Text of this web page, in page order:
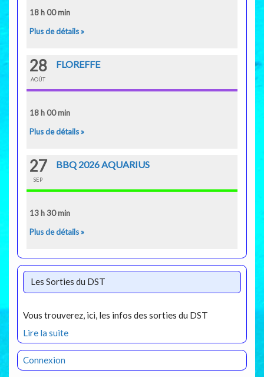
18 h 00 min
Plus de détails »
28
AOÛT
FLOREFFE
18 h 00 min
Plus de détails »
27
SEP
BBQ 2026 AQUARIUS
13 h 30 min
Plus de détails »
Les Sorties du DST
Vous trouverez, ici, les infos des sorties du DST
Lire la suite
Connexion